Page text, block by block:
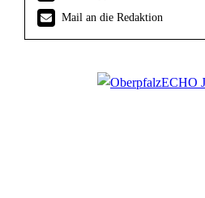
Mail an die Redaktion